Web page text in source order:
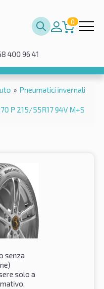
0
400 96 41
» Pneumatici invernali
P 215/55R17 94V M+S
senza
solo a